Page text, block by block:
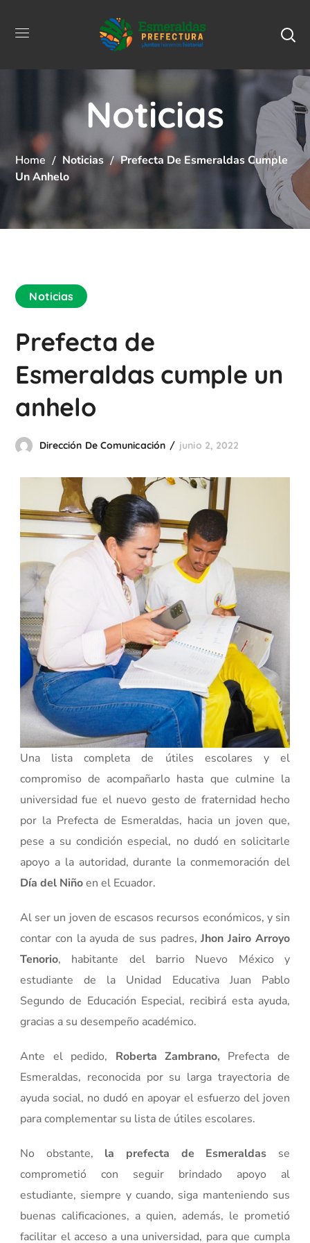
Noticias
Home Noticias
Prefecta De Esmeraldas Cumple
Un Anhelo
Noticias
Prefecta de
Esmeraldas cumple un
anhelo
Dirección De Comunicación junio 2, 2022
Una lista completa de útiles escolares y el
compromiso de acompañarlo hasta que culmine la
universidad fue el nuevo gesto de fraternidad hecho
por la Prefecta de Esmeraldas, hacia un joven que,
pese a su condición especial, no dudó en solicitarle
apoyo a la autoridad, durante la conmemoración del
Día del Niñoen el Ecuador.
Al ser un joven de escasos recursos económicos, y sin
contar con la ayuda de sus padres,Jhon Jairo Arroyo
Tenorio, habitante del barrio Nuevo México y
estudiante de la Unidad Educativa Juan Pablo
Segundo de Educación Especial, recibirá esta ayuda,
gracias a su desempeño académico.
Ante el pedido, Roberta Zambrano, Prefecta de
Esmeraldas, reconocida por su larga trayectoria de
ayuda social, no dudó en apoyar el esfuerzo del joven
para complementar su lista de útiles escolares.
No obstante, la prefecta de Esmeraldas se
comprometió con seguir brindado apoyo al
estudiante, siempre y cuando, siga manteniendo sus
buenas calificaciones, a quien, además, le prometió
facilitar el acceso a una universidad, para que cumpla